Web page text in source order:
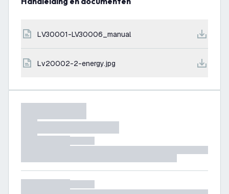
LV30001-LV30006_manual
lv20002-2-energy.jpg